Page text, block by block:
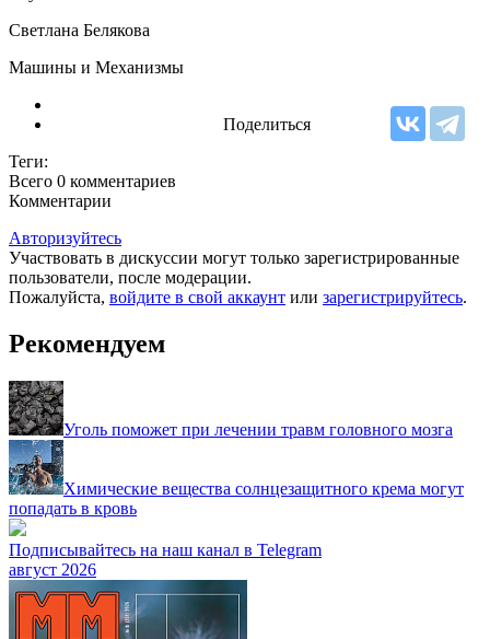
Светлана Белякова
Машины и Механизмы
Поделиться
Теги:
Всего 0 комментариев
Комментарии
Авторизуйтесь
Участвовать в дискуссии могут только зарегистрированные
пользователи, после модерации.
Пожалуйста, войдите в свой аккаунт или зарегистрируйтесь.
Рекомендуем
Уголь поможет при лечении травм головного мозга
Химические вещества солнцезащитного крема могут
попадать в кровь
Подписывайтесь на наш канал в Telegram
август 2026